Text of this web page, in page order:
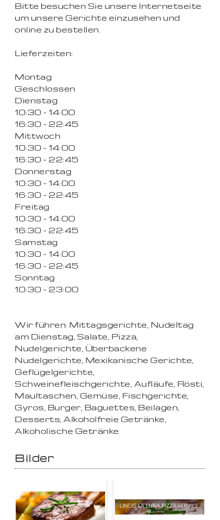
Bitte besuchen Sie unsere Internetseite
um unsere Gerichte einzusehen und
online zu bestellen.
Lieferzeiten:
Montag
Geschlossen
Dienstag
10:30 - 14:00
16:30 - 22:45
Mittwoch
10:30 - 14:00
16:30 - 22:45
Donnerstag
10:30 - 14:00
16:30 - 22:45
Freitag
10:30 - 14:00
16:30 - 22:45
Samstag
10:30 - 14:00
16:30 - 22:45
Sonntag
10:30 - 23:00
Wir führen: Mittagsgerichte, Nudeltag
am Dienstag, Salate, Pizza,
Nudelgerichte, Überbackene
Nudelgerichte, Mexikanische Gerichte,
Geflügelgerichte,
Schweinefleischgerichte, Aufläufe, Rösti,
Maultaschen, Gemüse, Fischgerichte,
Gyros, Burger, Baguettes, Beilagen,
Desserts, Alkoholfreie Getränke,
Alkoholische Getränke
Bilder